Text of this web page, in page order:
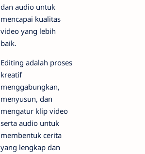
dan audio untuk
mencapai kualitas
video yang lebih
baik.
Editing adalah proses
kreatif
menggabungkan,
menyusun, dan
mengatur klip video
serta audio untuk
membentuk cerita
yang lengkap dan